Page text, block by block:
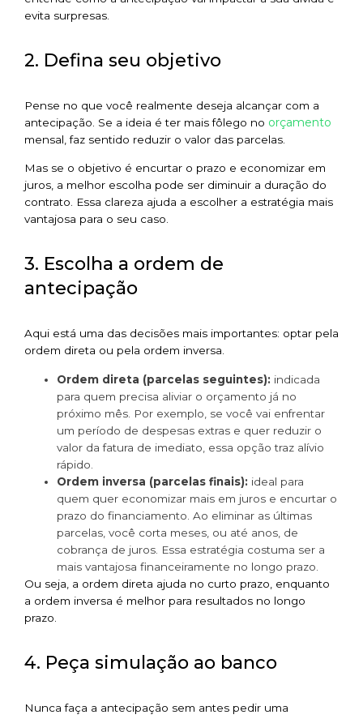
evita surpresas.
2. Defina seu objetivo
Pense no que você realmente deseja alcançar com a
antecipação. Se a ideia é ter mais fôlego no orçamento
mensal, faz sentido reduzir o valor das parcelas.
Mas se o objetivo é encurtar o prazo e economizar em
juros, a melhor escolha pode ser diminuir a duração do
contrato. Essa clareza ajuda a escolher a estratégia mais
vantajosa para o seu caso.
3. Escolha a ordem de
antecipação
Aqui está uma das decisões mais importantes: optar pela
ordem direta ou pela ordem inversa.
Ordem direta (parcelas seguintes): indicada
para quem precisa aliviar o orçamento já no
próximo mês. Por exemplo, se você vai enfrentar
um período de despesas extras e quer reduzir o
valor da fatura de imediato, essa opção traz alívio
rápido.
Ordem inversa (parcelas finais): ideal para
quem quer economizar mais em juros e encurtar o
prazo do financiamento. Ao eliminar as últimas
parcelas, você corta meses, ou até anos, de
cobrança de juros. Essa estratégia costuma ser a
mais vantajosa financeiramente no longo prazo.
Ou seja, a ordem direta ajuda no curto prazo, enquanto
a ordem inversa é melhor para resultados no longo
prazo.
4. Peça simulação ao banco
Nunca faça a antecipação sem antes pedir uma